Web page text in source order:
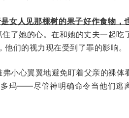
女人见那棵树的果子好作食物，
了她的心。在和她的丈夫一起吃
们的视力现在受到了罪的影响。
小心翼翼地避免盯着父亲的裸体
玛——尽管神明确命令当他们逃